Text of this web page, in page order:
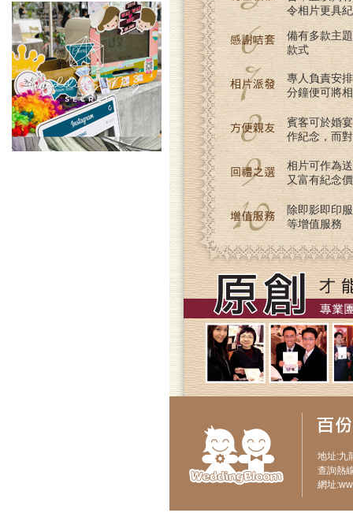
令相片更具
備有多款主
款式
專人負責安
分鐘便可將
賓客可於婚
作紀念，而
相片可作為
又富有紀念
除即影即印
等增值服務
地址:九
查詢熱
網址: